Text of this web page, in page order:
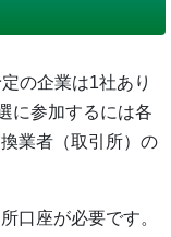
の企業は1社あり
に参加するには各
業者（取引所）の
口座が必要です。